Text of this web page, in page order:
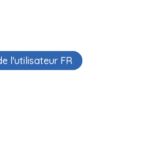
l'utilisateur FR